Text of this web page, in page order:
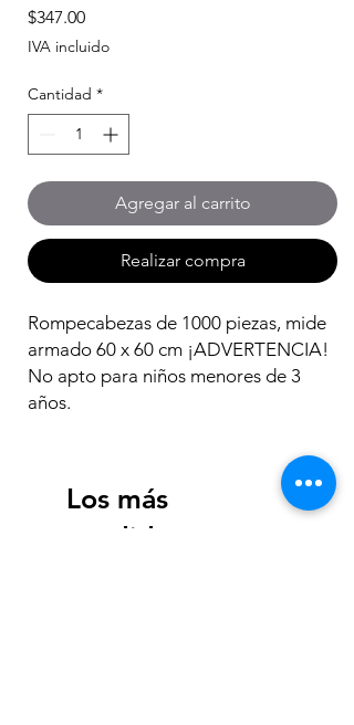
$347.00Precio
IVA incluido
Cantidad *
Agregar al carrito
Realizar compra
Rompecabezas de 1000 piezas, mide
armado 60 x 60 cm ¡ADVERTENCIA!
No apto para niños menores de 3
años.
Los más
vendidos